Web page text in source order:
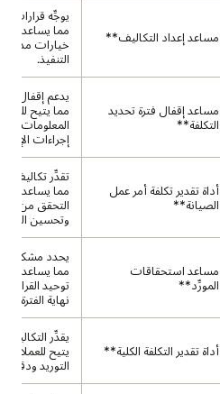
مساعد إعداد التكاليف**
يوجِّه قرارات
مما يساعد
خيارات
التنفيذ.
مساعد إقفال فترة تحديد
التكلفة**
يدعم إقفال
مما يتيح
المعلومات
إجراءات
أداة تقدير تكلفة أمر عمل
الصيانة**
تقدِّر تكاليف
مما يساعد
التحقق من
وتحسين
مساعد استحقاقات
المورِّد**
يحدد مشكلات
مما يساعد
توحيد
نهاية الفترة.
أداة تقدير التكلفة الكلية**
يقدِّر التكاليف
يتيح للعملاء
التوريد ودقة